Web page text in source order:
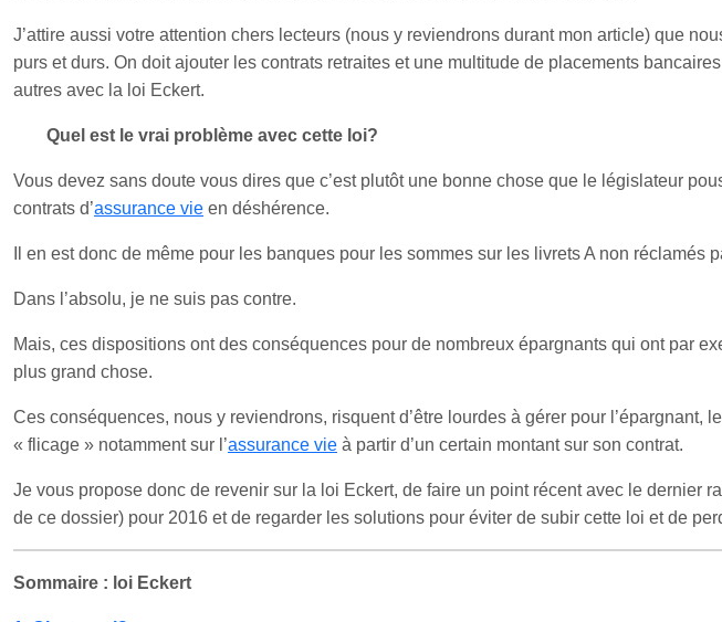
J’attire aussi votre attention chers lecteurs (nous y reviendrons durant mon article) que
purs et durs. On doit ajouter les contrats retraites et une multitude de placements
autres avec la loi Eckert.
Quel est le vrai problème avec cette loi?
Vous devez sans doute vous dires que c’est plutôt une bonne chose que le législateur
contrats d’assurance vie en déshérence.
Il en est donc de même pour les banques pour les sommes sur les livrets A non réclamés
Dans l’absolu, je ne suis pas contre.
Mais, ces dispositions ont des conséquences pour de nombreux épargnants qui ont par
plus grand chose.
Ces conséquences, nous y reviendrons, risquent d’être lourdes à gérer pour l’épargnant,
« flicage » notamment sur l’assurance vie à partir d’un certain montant sur son contrat.
Je vous propose donc de revenir sur la loi Eckert, de faire un point récent avec le dernier
de ce dossier) pour 2016 et de regarder les solutions pour éviter de subir cette loi et de
Sommaire : loi Eckert